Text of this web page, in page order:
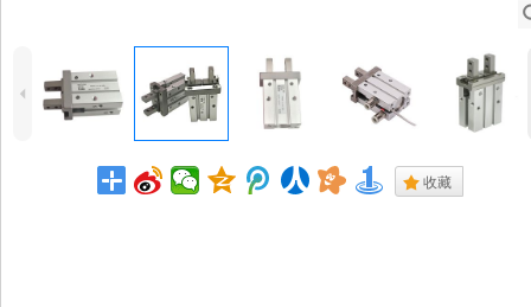
4
. 收藏